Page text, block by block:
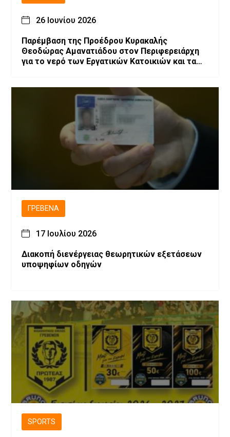
26 Ιουνίου 2026
Παρέμβαση της Προέδρου Κυρακαλής
Θεοδώρας Αμανατιάδου στον Περιφερειάρχη
για το νερό των Εργατικών Κατοικιών και τα
ΓΡΕΒΕΝΆ
17 Ιουλίου 2026
Διακοπή διενέργειας θεωρητικών εξετάσεων
υποψηφίων οδηγών
SPORTS